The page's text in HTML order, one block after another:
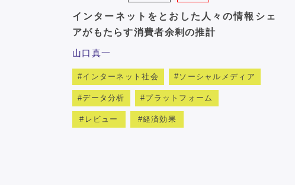
インターネットをとおした人々の情報シェ
アがもたらす消費者余剰の推計
山口真一
インターネット社会 ソーシャルメディア
データ分析 プラットフォーム
レビュー 経済効果